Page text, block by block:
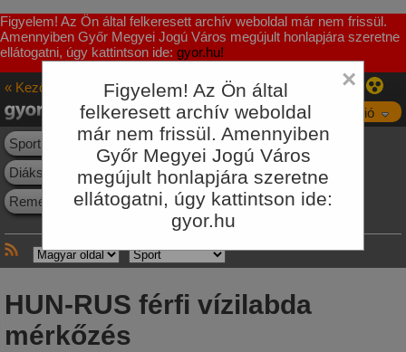
×
Figyelem! Az Ön által
felkeresett archív weboldal
már nem frissül. Amennyiben
Győr Megyei Jogú Város
megújult honlapjára szeretne
ellátogatni, úgy kattintson ide:
gyor.hu
Figyelem! Az Ön által felkeresett archív weboldal már nem frissül.
Amennyiben Győr Megyei Jogú Város megújult honlapjára szeretne
ellátogatni, úgy kattintson ide: gyor.hu!
« Kezőoldal
Sport
Navigáció
Sporthírek
Események Létesítmények
Egyesületek
Diáksport
Szabadidős sport
Büszkeségeink
Reménységeink
Letöltés Galéria
HUN-RUS férfi vízilabda
mérkőzés